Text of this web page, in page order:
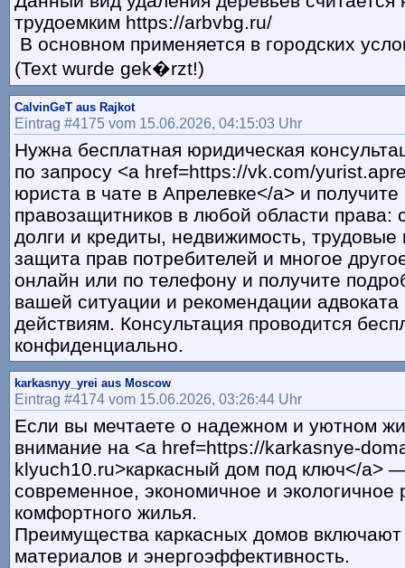
трудоемким https://arbvbg.ru/
В основном применяется в городских
(Text wurde gek�rzt!)
CalvinGeT aus Rajkot
Eintrag #4175 vom 15.06.2026, 04:15:03 Uhr
Нужна бесплатная юридическая
по запросу <a href=https://vk.com/
юриста в чате в Апрелевке</a> и
правозащитников в любой области
долги и кредиты, недвижимость, трудовые
защита прав потребителей и многое
онлайн или по телефону и получите
вашей ситуации и рекомендации
действиям. Консультация проводится
конфиденциально.
karkasnyy_yrei aus Moscow
Eintrag #4174 vom 15.06.2026, 03:26:44 Uhr
Если вы мечтаете о надежном и уютном
внимание на <a href=https://karkasnye-
klyuch10.ru>каркасный дом под ключ</a>
современное, экономичное и
комфортного жилья.
Преимущества каркасных домов
материалов и энергоэффективность.